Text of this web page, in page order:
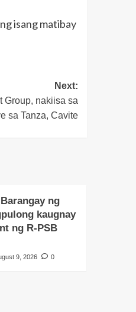
isang matibay
Next:
Group, nakiisa sa
sa Tanza, Cavite
ng
kaugnay
ng R-PSB
9, 2026 0